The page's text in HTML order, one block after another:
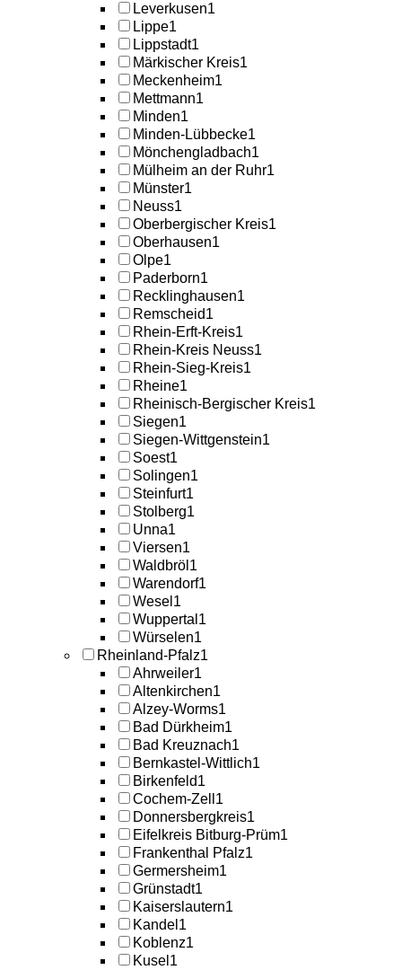
Leverkusen1
Lippe1
Lippstadt1
Märkischer Kreis1
Meckenheim1
Mettmann1
Minden1
Minden-Lübbecke1
Mönchengladbach1
Mülheim an der Ruhr1
Münster1
Neuss1
Oberbergischer Kreis1
Oberhausen1
Olpe1
Paderborn1
Recklinghausen1
Remscheid1
Rhein-Erft-Kreis1
Rhein-Kreis Neuss1
Rhein-Sieg-Kreis1
Rheine1
Rheinisch-Bergischer Kreis1
Siegen1
Siegen-Wittgenstein1
Soest1
Solingen1
Steinfurt1
Stolberg1
Unna1
Viersen1
Waldbröl 1
Warendorf1
Wesel 1
Wuppertal 1
Würselen1
Rheinland-Pfalz1
Ahrweiler1
Altenkirchen1
Alzey-Worms1
Bad Dürkheim1
Bad Kreuznach1
Bernkastel-Wittlich1
Birkenfeld1
Cochem-Zell 1
Donnersbergkreis1
Eifelkreis Bitburg-Prüm1
Frankenthal Pfalz1
Germersheim1
Grünstadt1
Kaiserslautern1
Kandel 1
Koblenz1
Kusel 1